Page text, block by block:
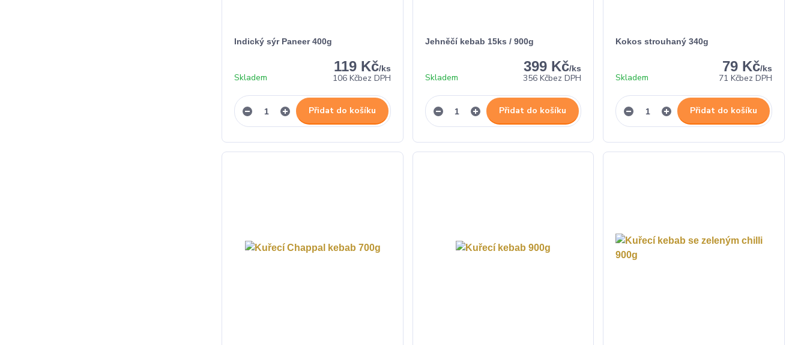
Indický sýr Paneer 400g
119 Kč/ks
106 Kčbez DPH
Skladem
Přidat do košíku
Jehněčí kebab 15ks / 900g
399 Kč/ks
356 Kčbez DPH
Skladem
Přidat do košíku
Kokos strouhaný 340g
79 Kč/ks
71 Kčbez DPH
Skladem
Přidat do košíku